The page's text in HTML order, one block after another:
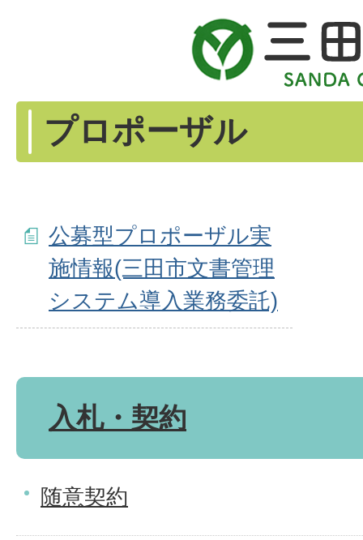
プロポーザル
公募型プロポーザル実
施情報(三田市文書管理
システム導入業務委託)
入札・契約
随意契約